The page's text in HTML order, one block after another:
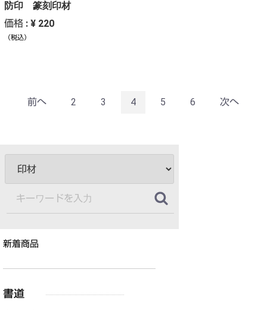
防印 篆刻印材
価格 : ¥ 220
（税込）
前へ 2 3 4 5 6 次へ
新着商品